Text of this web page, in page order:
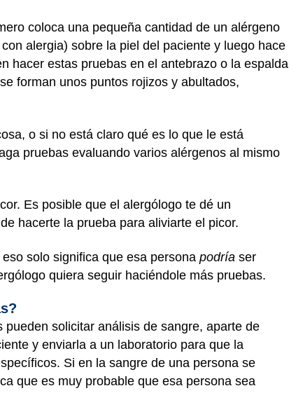
coloca una pequeña cantidad de un alérgeno
alergia) sobre la piel del paciente y luego hace
hacer estas pruebas en el antebrazo o la espalda
forman unos puntos rojizos y abultados,
o si no está claro qué es lo que le está
pruebas evaluando varios alérgenos al mismo
Es posible que el alergólogo te dé un
hacerte la prueba para aliviarte el picor.
solo significa que esa persona podría ser
quiera seguir haciéndole más pruebas.
solicitar análisis de sangre, aparte de
y enviarla a un laboratorio para que la
Si en la sangre de una persona se
que es muy probable que esa persona sea